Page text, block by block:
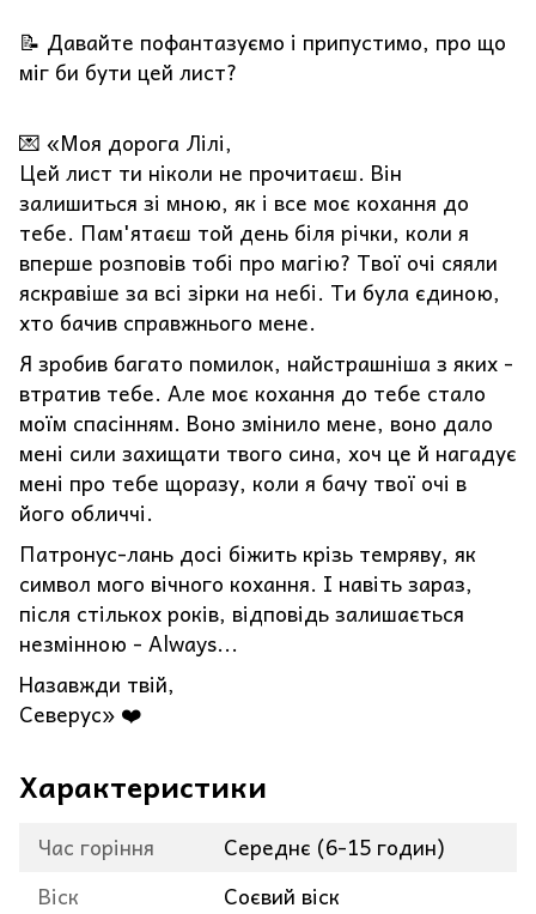
📝 Давайте пофантазуємо і припустимо, про що
міг би бути цей лист?
💌 «Моя дорога Лілі,
Цей лист ти ніколи не прочитаєш. Він
залишиться зі мною, як і все моє кохання до
тебе. Пам'ятаєш той день біля річки, коли я
вперше розповів тобі про магію? Твої очі сяяли
яскравіше за всі зірки на небі. Ти була єдиною,
хто бачив справжнього мене.
Я зробив багато помилок, найстрашніша з яких -
втратив тебе. Але моє кохання до тебе стало
моїм спасінням. Воно змінило мене, воно дало
мені сили захищати твого сина, хоч це й нагадує
мені про тебе щоразу, коли я бачу твої очі в
його обличчі.
Патронус-лань досі біжить крізь темряву, як
символ мого вічного кохання. І навіть зараз,
після стількох років, відповідь залишається
незмінною - Always...
Назавжди твій,
Северус» ❤️
Характеристики
Час горіння
Середнє (6-15 годин)
Віск
Соєвий віск